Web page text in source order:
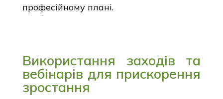
професійному плані.
Використання заходів та
вебінарів для прискорення
зростання